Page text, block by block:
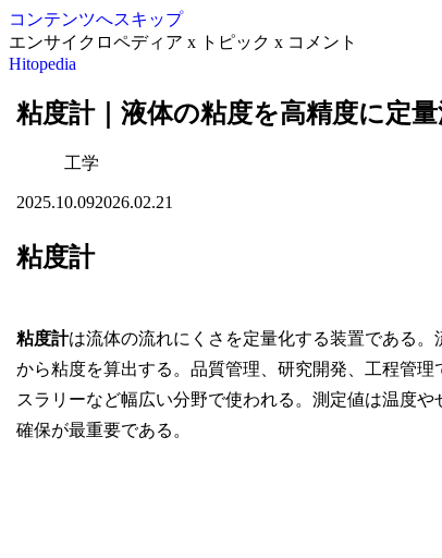
コンテンツへスキップ
エンサイクロペディア x トピック x コメント
Hitopedia
粘度計｜液体の粘度を高精度に定
工学
2025.10.092026.02.21
粘度計
粘度計は流体の流れにくさを定量化する装置である。
から粘度を算出する。品質管理、研究開発、工程管
スラリーなど幅広い分野で使われる。測定値は温度や
確保が最重要である。